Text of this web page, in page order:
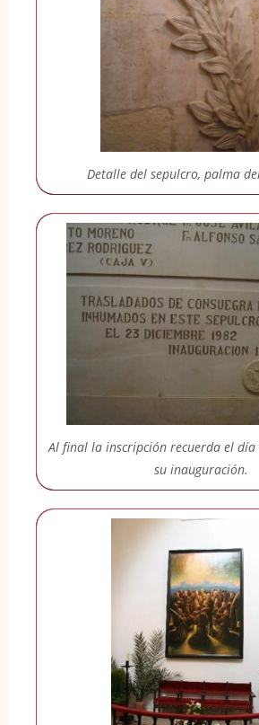
Detalle del sepulcro, palma
Al final la inscripción recuerda el
su inauguración.